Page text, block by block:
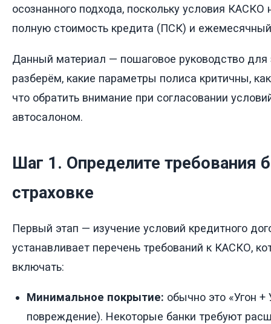
осознанного подхода, поскольку условия
полную стоимость кредита (ПСК) и
Данный материал — пошаговое руководство
разберём, какие параметры полиса критичны,
что обратить внимание при согласовании
автосалоном.
Шаг 1. Определите требования
страховке
Первый этап — изучение условий кредитного
устанавливает перечень требований к КАСКО,
включать:
Минимальное покрытие: обычно это «Угон
повреждение). Некоторые банки требуют